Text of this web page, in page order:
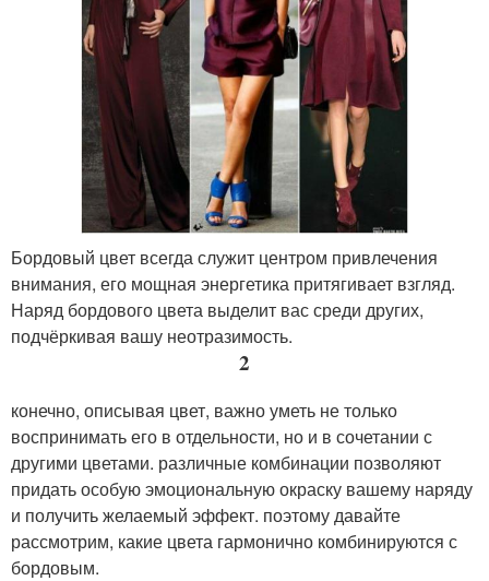
Бордовый цвет всегда служит центром привлечения
внимания, его мощная энергетика притягивает взгляд.
Наряд бордового цвета выделит вас среди других,
подчёркивая вашу неотразимость.
2
конечно, описывая цвет, важно уметь не только
воспринимать его в отдельности, но и в сочетании с
другими цветами. различные комбинации позволяют
придать особую эмоциональную окраску вашему наряду
и получить желаемый эффект. поэтому давайте
рассмотрим, какие цвета гармонично комбинируются с
бордовым.